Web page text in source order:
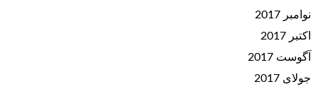
نوامبر 2017
اکتبر 2017
آگوست 2017
جولای 2017